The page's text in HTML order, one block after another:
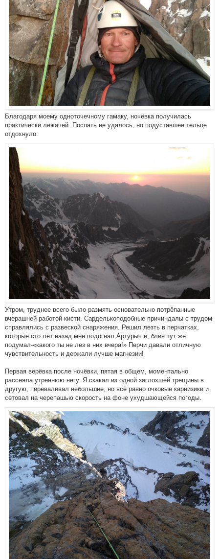
Благодаря моему одноточечному гамаку, ночёвка получилась
практически лежачей. Поспать не удалось, но подуставшее тельце
отдохнуло.
Утром, труднее всего было размять основательно потрёпанные
вчерашней работой кисти. Сарделькоподобные причиндалы с трудом
справлялись с развеской снаряжения. Решил лезть в перчатках,
которые сто лет назад мне подогнал Артурыч и, блин тут же
подумал-«какого ты не лез в них вчера!» Перчи давали отличную
чувствительность и держали лучше магнезии!
Первая верёвка после ночёвки, пятая в общем, моментально
рассеяла утреннюю негу. Я скакал из одной заглохшей трещины в
другую, переваливал небольшие, но всё равно очковые карнизики и
сетовал на черепашью скорость на фоне ухудшающейся погоды.